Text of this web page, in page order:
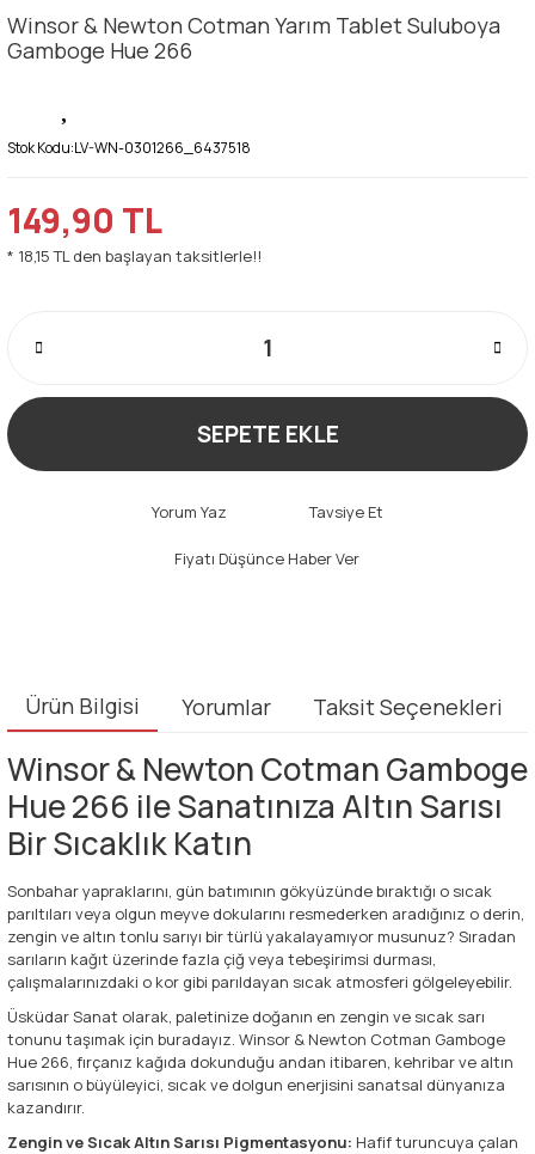
Winsor & Newton Cotman Yarım Tablet Suluboya
Gamboge Hue 266
Stok Kodu:LV-WN-0301266_6437518
149,90 TL
* 18,15 TL den başlayan taksitlerle!!
SEPETE EKLE
Yorum Yaz Tavsiye Et
Fiyatı Düşünce Haber Ver
Ürün Bilgisi Yorumlar Taksit Seçenekleri
Winsor & Newton Cotman Gamboge
Hue 266 ile Sanatınıza Altın Sarısı
Bir Sıcaklık Katın
Sonbahar yapraklarını, gün batımının gökyüzünde bıraktığı o sıcak
parıltıları veya olgun meyve dokularını resmederken aradığınız o derin,
zengin ve altın tonlu sarıyı bir türlü yakalayamıyor musunuz? Sıradan
sarıların kağıt üzerinde fazla çiğ veya tebeşirimsi durması,
çalışmalarınızdaki o kor gibi parıldayan sıcak atmosferi gölgeleyebilir.
Üsküdar Sanat olarak, paletinize doğanın en zengin ve sıcak sarı
tonunu taşımak için buradayız. Winsor & Newton Cotman Gamboge
Hue 266, fırçanız kağıda dokunduğu andan itibaren, kehribar ve altın
sarısının o büyüleyici, sıcak ve dolgun enerjisini sanatsal dünyanıza
kazandırır.
Zengin ve Sıcak Altın Sarısı Pigmentasyonu: Hafif turuncuya çalan